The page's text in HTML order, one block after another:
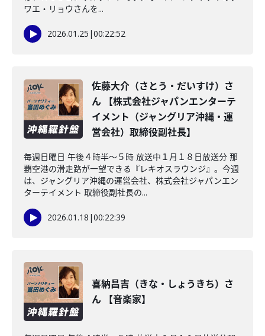
ワエ・リョウさんを...
2026.01.25 |00:22:52
佐藤大介（さとう・だいすけ）さ
ん 【株式会社ジャパンエンターテ
イメント（ジャングリア沖縄・運
営会社）取締役副社長】
毎週日曜日 午後４時半～５時 放送中１月１８日放送分 那
覇空港の滑走路が一望できる『レキオスラウンジ』。今週
は、ジャングリア沖縄の運営会社、株式会社ジャパンエン
ターテイメント 取締役副社長の...
2026.01.18 |00:22:39
喜納昌吉（きな・しょうきち）さ
ん 【音楽家】